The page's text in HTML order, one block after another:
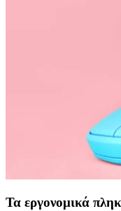
Τα εργονομικά